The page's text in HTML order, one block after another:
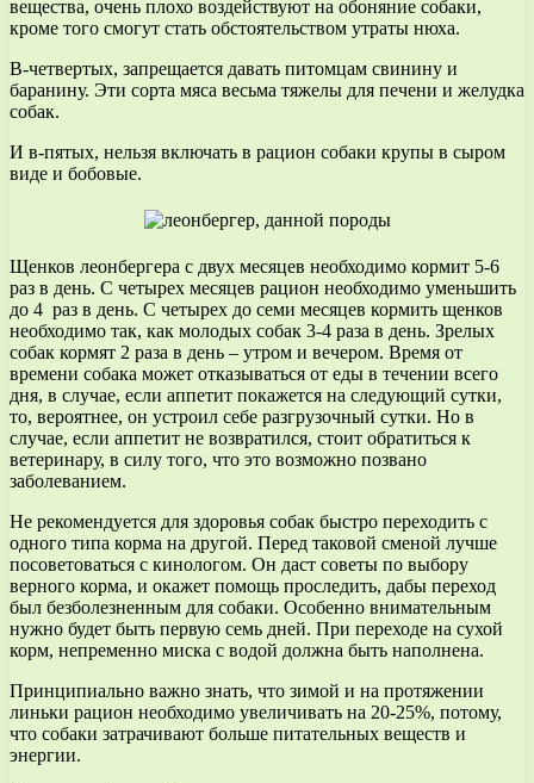
вещества, очень плохо воздействуют на обоняние собаки,
кроме того смогут стать обстоятельством утраты нюха.
В-четвертых, запрещается давать питомцам свинину и
баранину. Эти сорта мяса весьма тяжелы для печени и желудка
собак.
И в-пятых, нельзя включать в рацион собаки крупы в сыром
виде и бобовые.
Щенков леонбергера с двух месяцев необходимо кормит 5-6
раз в день. С четырех месяцев рацион необходимо уменьшить
до 4 раз в день. С четырех до семи месяцев кормить щенков
необходимо так, как молодых собак 3-4 раза в день. Зрелых
собак кормят 2 раза в день – утром и вечером. Время от
времени собака может отказываться от еды в течении всего
дня, в случае, если аппетит покажется на следующий сутки,
то, вероятнее, он устроил себе разгрузочный сутки. Но в
случае, если аппетит не возвратился, стоит обратиться к
ветеринару, в силу того, что это возможно позвано
заболеванием.
Не рекомендуется для здоровья собак быстро переходить с
одного типа корма на другой. Перед таковой сменой лучше
посоветоваться с кинологом. Он даст советы по выбору
верного корма, и окажет помощь проследить, дабы переход
был безболезненным для собаки. Особенно внимательным
нужно будет быть первую семь дней. При переходе на сухой
корм, непременно миска с водой должна быть наполнена.
Принципиально важно знать, что зимой и на протяжении
линьки рацион необходимо увеличивать на 20-25%, потому,
что собаки затрачивают больше питательных веществ и
энергии.